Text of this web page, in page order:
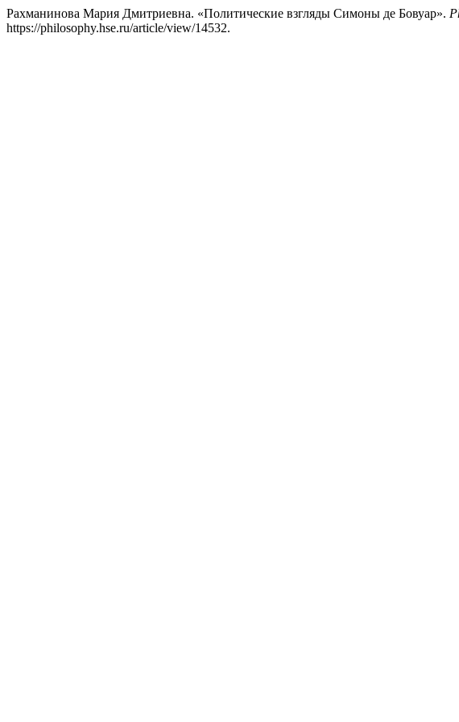
Рахманинова Мария Дмитриевна. «Политические взгляды Симоны де Бовуар».
https://philosophy.hse.ru/article/view/14532.